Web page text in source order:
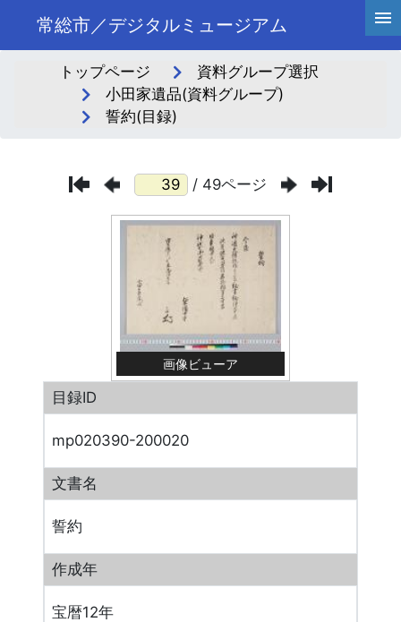
常総市／デジタルミュージアム
トップページ
資料グループ選択
小田家遺品(資料グループ)
誓約(目録)
/ 49ページ
画像ビューア
目録ID
mp020390-200020
文書名
誓約
作成年
宝暦12年